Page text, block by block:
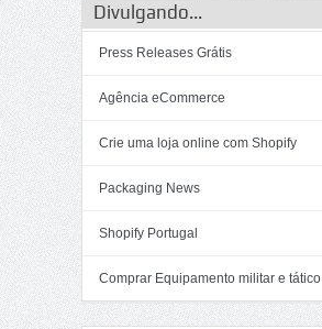
Divulgando...
Press Releases Grátis
Agência eCommerce
Crie uma loja online com Shopify
Packaging News
Shopify Portugal
Comprar Equipamento militar e tático